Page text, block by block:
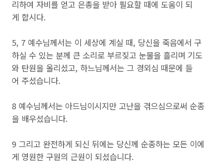
리하여 자비를 얻고 은총을 받아 필요할 때에 도움이 되
게 합시다.
5, 7 예수님께서는 이 세상에 계실 때, 당신을 죽음에서 구
하실 수 있는 분께 큰 소리로 부르짖고 눈물을 흘리며 기도
와 탄원을 올리셨고, 하느님께서는 그 경외심 때문에 들
어 주셨습니다.
8 예수님께서는 아드님이시지만 고난을 겪으심으로써 순종
을 배우셨습니다.
9 그리고 완전하게 되신 뒤에는 당신께 순종하는 모든 이에
게 영원한 구원의 근원이 되셨습니다.